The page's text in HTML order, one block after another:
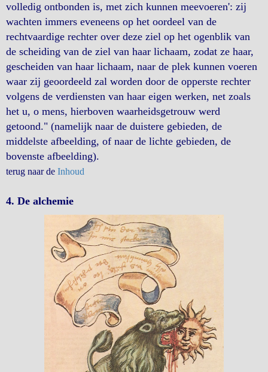
volledig ontbonden is, met zich kunnen meevoeren': zij
wachten immers eveneens op het oordeel van de
rechtvaardige rechter over deze ziel op het ogenblik van
de scheiding van de ziel van haar lichaam, zodat ze haar,
gescheiden van haar lichaam, naar de plek kunnen voeren
waar zij geoordeeld zal worden door de opperste rechter
volgens de verdiensten van haar eigen werken, net zoals
het u, o mens, hierboven waarheidsgetrouw werd
getoond." (namelijk naar de duistere gebieden, de
middelste afbeelding, of naar de lichte gebieden, de
bovenste afbeelding).
terug naar de Inhoud
4. De alchemie